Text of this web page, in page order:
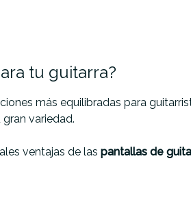
tu guitarra?
más equilibradas para
variedad.
ventajas de las pantallas de